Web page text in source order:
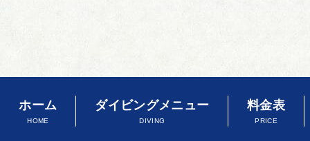
ホーム
HOME
ダイビングメニュー
DIVING
料金表
PRICE